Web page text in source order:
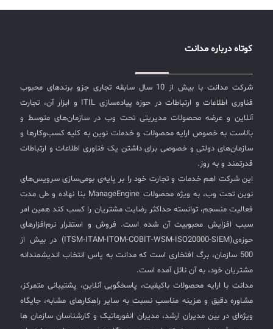
کوتاه درباره مدانت
شرکت مدانت با بیش از 10 سال سابقه تجاری جزو برندهای محبوب
فناوری اطلاعات و ارتباطات در حوزه پیاده‌سازی ITIL و ابزار آن، تجارت
آنلاین و عرضه محصولات مدیریتی تحت وب در سازمان‌های متوسط و
بالاست به خصوص ارایه محصولات و خدمات نوین به کلیه کسب‌وکارها و
سازمان‌های دولتی و خصوصی برای داشتن یک فناوری اطلاعات و ارتباطات
قدرتمند و به روز.
این شرکت اهم خدمات و تجارت خود را بر پایه‌ی بومی‌سازی سرویس‌های
نوین تحت وب، به ویژه محصولات ManageEngine بنا نهاده و طی مدت
فعالیت منسجم، توانسته حداکثر رضایت مشتریان را کسب کند همین امر
سبب افزایش محبوبیت آن شده است. فروش و استقرار نرم‌افزارهای
حوزه‌ی(ITSM-ITAM-ITOM-COBIT-WSM-ISO20000-SIEM) در بیش از
500 سازمان، برگ افتخاری است که مدانت به پاس انتخاب اندیشمندانه
مشتریان خود، به آن نائل آمده است.
مدانت با ارایه محصولات باکیفیت، پاسخگویی آنلاین، پشتیبانی متمرکز،
مشاوره دقیق و هزینه مناسب نسبت به سایر راهکارهای مشابه، جایگاه
ویژه‌ای در بین مدیران ارشد، مدیران انفورماتیک و کارشناسان سازمان ها